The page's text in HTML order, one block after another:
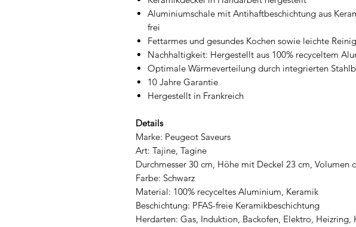
Aluminiumschale mit Antihaftbeschichtung aus
frei
Fettarmes und gesundes Kochen sowie leichte
Nachhaltigkeit: Hergestellt aus 100% recyceltem
Optimale Wärmeverteilung durch integrierten
10 Jahre Garantie
Hergestellt in Frankreich
Details
Marke: Peugeot Saveurs
Art: Tajine, Tagine
Durchmesser 30 cm, Höhe mit Deckel 23 cm, Volumen
Farbe: Schwarz
Material: 100% recyceltes Aluminium, Keramik
Beschichtung: PFAS-freie Keramikbeschichtung
Herdarten: Gas, Induktion, Backofen, Elektro, Heizring,